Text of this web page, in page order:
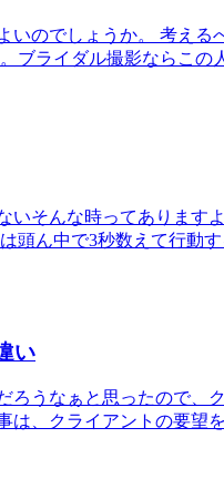
いのでしょうか。 考える
ブライダル撮影ならこの
いそんな時ってあります
頭ん中で3秒数えて行動
い
ろうなぁと思ったので、
は、クライアントの要望